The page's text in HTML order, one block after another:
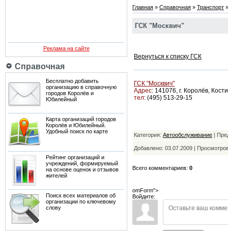
Реклама на сайте
Справочная
Бесплатно добавить
организацию в справочную
городов Королёв и
Юбилейный
Карта организаций городов
Королёв и Юбилейный.
Удобный поиск по карте
Рейтинг организаций и
учреждений, формируемый
на основе оценок и отзывов
жителей
Поиск всех материалов об
организации по ключевому
слову
Главная » Справочная » Транспорт
ГСК "Москвич"
Вернуться к списку ГСК
ГСК "Москвич"
Адрес: 141076, г. Королёв,
тел: (495) 513-29-15
Категория: Автообслуживание |
Добавлено: 03.07.2009 |
Всего комментариев: 0
omForm">
Войдите: